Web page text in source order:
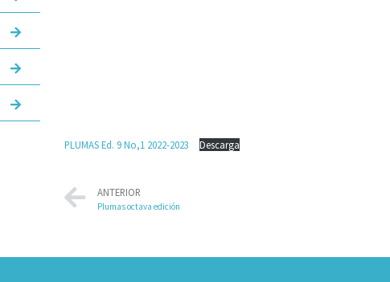
PLUMAS Ed. 9 No,1 2022-2023 Descarga
ANTERIOR
Plumas octava edición